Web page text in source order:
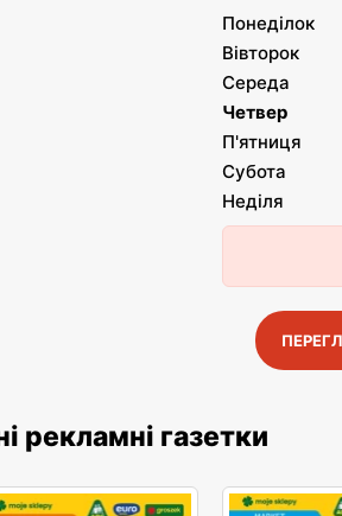
Понеділок
Вівторок
Середа
Четвер
П'ятниця
Субота
Неділя
рекламні газетки